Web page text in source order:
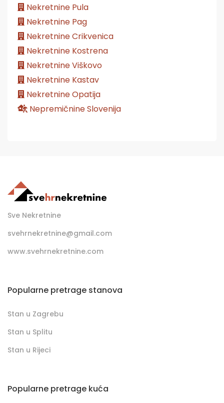
Nekretnine Pula
Nekretnine Pag
Nekretnine Crikvenica
Nekretnine Kostrena
Nekretnine Viškovo
Nekretnine Kastav
Nekretnine Opatija
Nepremičnine Slovenija
Sve Nekretnine
svehrnekretnine@gmail.com
www.svehrnekretnine.com
Popularne pretrage stanova
Stan u Zagrebu
Stan u Splitu
Stan u Rijeci
Popularne pretrage kuća